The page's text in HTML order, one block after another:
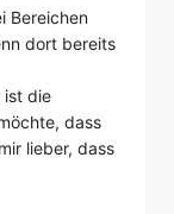
Bereichen
dort bereits
ist die
dass
lieber, dass